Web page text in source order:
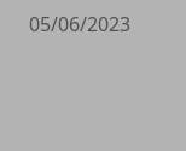
05/06/2023